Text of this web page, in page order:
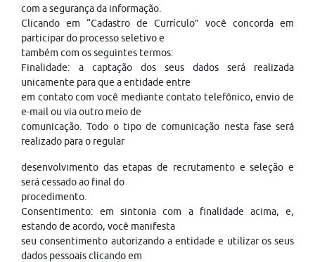
com a segurança da informação.
Clicando em “Cadastro de Currículo” você concorda em
participar do processo seletivo e
também com os seguintes termos:
Finalidade: a captação dos seus dados será realizada
unicamente para que a entidade entre
em contato com você mediante contato telefônico, envio de
e-mail ou via outro meio de
comunicação. Todo o tipo de comunicação nesta fase será
realizado para o regular
desenvolvimento das etapas de recrutamento e seleção e
será cessado ao final do
procedimento.
Consentimento: em sintonia com a finalidade acima, e,
estando de acordo, você manifesta
seu consentimento autorizando a entidade e utilizar os seus
dados pessoais clicando em